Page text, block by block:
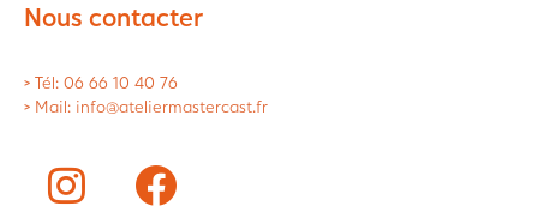
Nous contacter
> Tél: 06 66 10 40 76
> Mail: info@ateliermastercast.fr